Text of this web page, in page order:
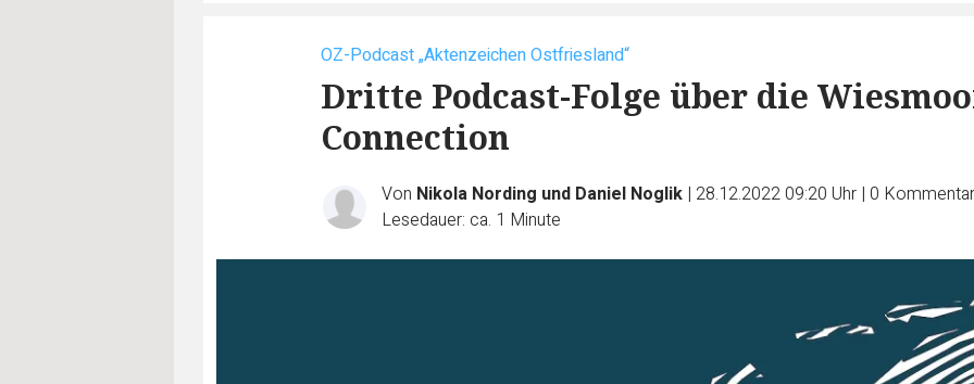
OZ-Podcast „Aktenzeichen Ostfriesland“
Dritte Podcast-Folge über die
Connection
Von Nikola Nording und Daniel Noglik | 28.12.2022 09:20 Uhr | 0
Lesedauer: ca. 1 Minute